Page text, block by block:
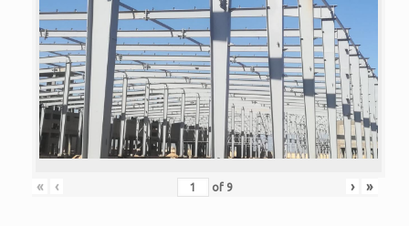
« ‹ of 9 › »